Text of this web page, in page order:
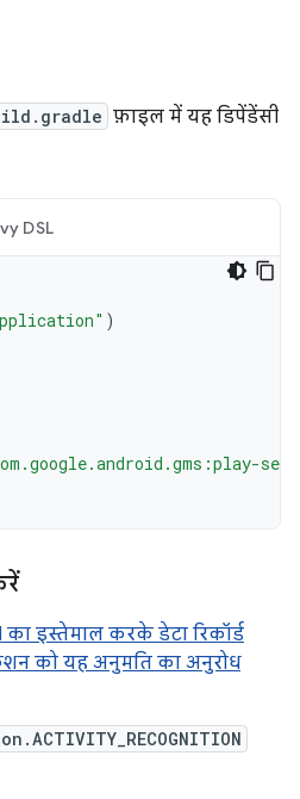
फ़ाइल में यह डिपेंडेंसी
DSL
)
का इस्तेमाल करके डेटा रिकॉर्ड
को यह अनुमति का अनुरोध